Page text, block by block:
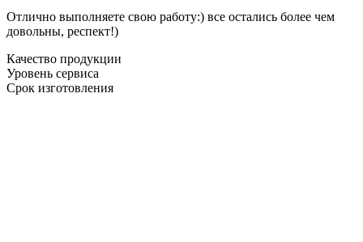
Отлично выполняете свою работу:) все остались более чем
довольны, респект!)
Качество продукции
Уровень сервиса
Срок изготовления